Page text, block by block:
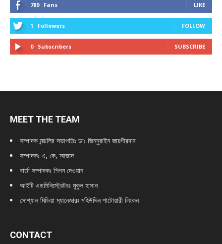
789 Fans LIKE
1 Followers FOLLOW
0 Subscribers SUBSCRIBE
MEET THE TEAM
সম্পাদক মন্ডলির সভাপতিঃ ডাঃ জিন্নুরাইন জায়গীরদার
সম্পাদকঃ এ, কে, আজাদ
বার্তা সম্পাদকঃ শিপন দেওয়ান
আইটি এডমিনিস্ট্রেটরঃ মুকুল হাসান
সোশ্যাল মিডিয়া ম্যানেজারঃ মহিউদ্দিন পাটোয়ারী লিংকন
CONTACT